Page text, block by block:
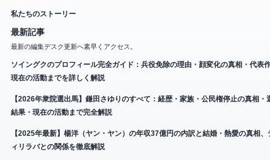
私たちのストーリー
最新記事
最新の編集デスク更新へ素早くアクセス。
ソイングクのプロフィール完全ガイド：兵役免除の理由・顔変化の真相・代表
現在の活動までを詳しく解説
【2026年衆院選出馬】鎌田さゆりのすべて：経歴・家族・公民権停止の真相・
結果・現在の活動まで完全解説
【2025年最新】楊洋（ヤン・ヤン）の年収37億円の内訳と結婚・熱愛の真相、
ィリラバとの関係を徹底解説